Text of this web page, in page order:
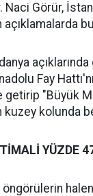
Naci Görür,
Fay
"Büyük
kuzey kolunda
YÜZDE